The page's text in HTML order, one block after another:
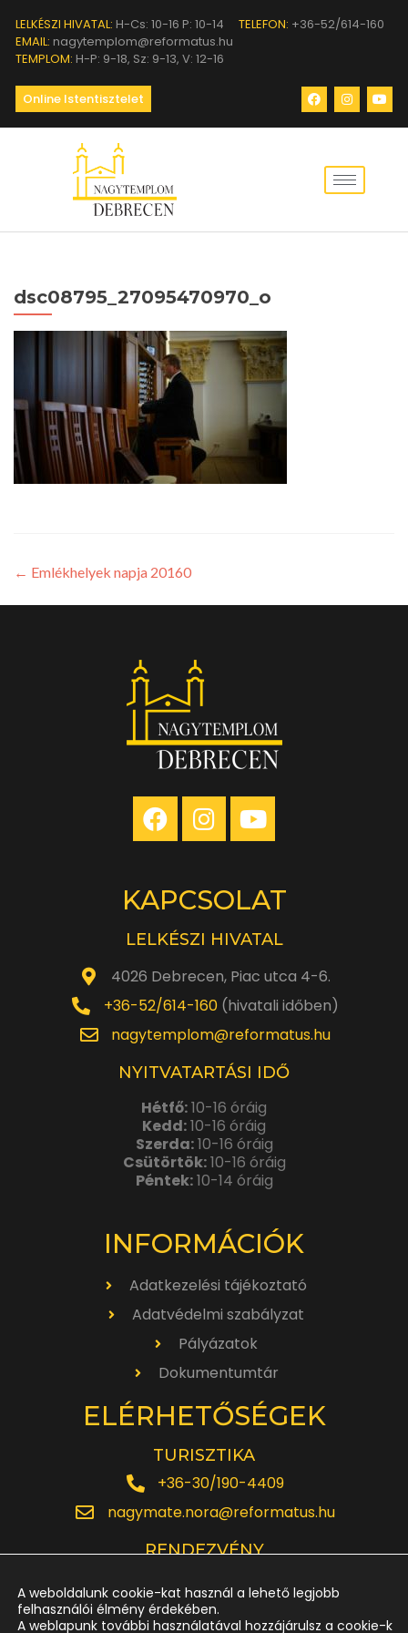
LELKÉSZI HIVATAL: H-Cs: 10-16 P: 10-14 TELEFON: +36-52/614-160
EMAIL: nagytemplom@reformatus.hu
TEMPLOM: H-P: 9-18, Sz: 9-13, V: 12-16
Online Istentisztelet
dsc08795_27095470970_o
← Emlékhelyek napja 20160
KAPCSOLAT
LELKÉSZI HIVATAL
4026 Debrecen, Piac utca 4-6.
+36-52/614-160(hivatali időben)
nagytemplom@reformatus.hu
NYITVATARTÁSI IDŐ
Hétfő:10-16 óráig
Kedd:10-16 óráig
Szerda:10-16 óráig
Csütörtök:10-16 óráig
Péntek:10-14 óráig
INFORMÁCIÓK
Adatkezelési tájékoztató
Adatvédelmi szabályzat
Pályázatok
Dokumentumtár
ELÉRHETŐSÉGEK
TURISZTIKA
+36-30/190-4409
nagymate.nora@reformatus.hu
RENDEZVÉNY
rendezveny.nagytemplom@reformatus.hu
A weboldalunk cookie-kat használ a lehető legjobb
felhasználói élmény érdekében.
A weblapunk további használatával hozzájárulsz a cookie-k